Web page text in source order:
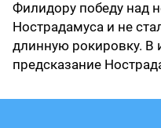
Филидору победу над
Нострадамуса и не
длинную рокировку. В
предсказание